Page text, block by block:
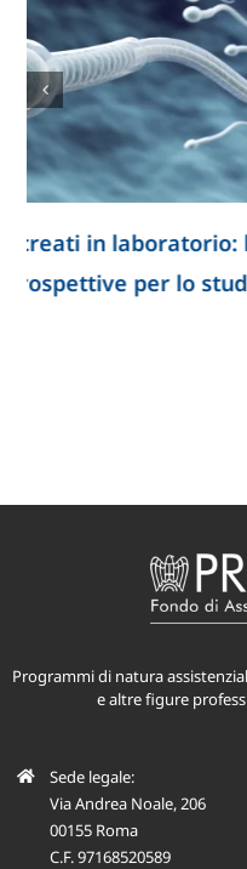
Oceani sempre più
conseguenze per il
Programmi di natura
e altre figure
Sede legale:
Via Andrea Noale, 206
00155 Roma
C.F. 97168520589